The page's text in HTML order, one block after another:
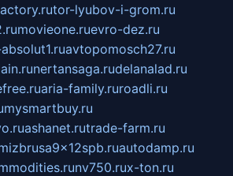
tor-lyubov-i-grom.ru
movieone.ruevro-dez.ru
avtopomosch27.ru
nertansaga.rudelanalad.ru
aria-family.ruroadli.ru
mysmartbuy.ru
ashanet.rutrade-farm.ru
autodamp.ru
nv750.rux-ton.ru